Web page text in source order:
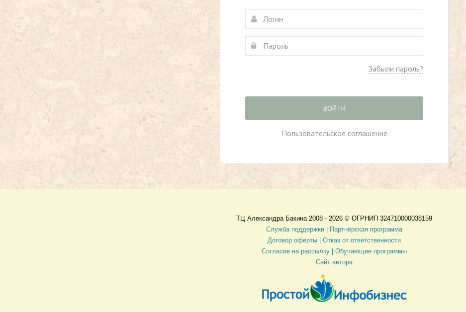
Забыли пароль?
ВОЙТИ
Пользовательское соглашение
ТЦ Александра Бакина 2008 - 2026 © ОГРНИП 324710000038159
Служба поддержки |
Партнёрская программа
Договор оферты
| Отказ от ответственности
Согласие на рассылку | Обучающие программы
Сайт автора